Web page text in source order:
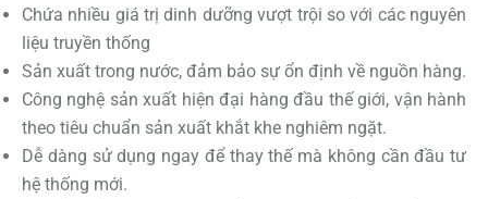
Chứa nhiều giá trị dinh dưỡng vượt trội so với các nguyên
liệu truyền thống
Sản xuất trong nước, đảm bảo sự ổn định về nguồn hàng.
Công nghệ sản xuất hiện đại hàng đầu thế giới, vận hành
theo tiêu chuẩn sản xuất khắt khe nghiêm ngặt.
Dễ dàng sử dụng ngay để thay thế mà không cần đầu tư
hệ thống mới.